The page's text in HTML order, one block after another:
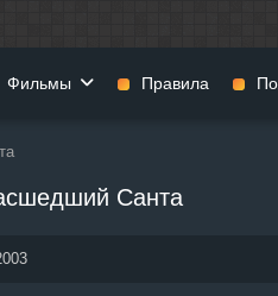
Санта
Фильмы
Вестерн
Правила